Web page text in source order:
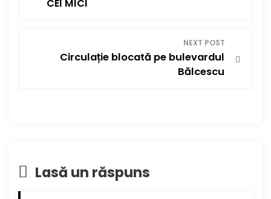
î
CEI MICI
NEXT POST
Circulație blocată pe bulevardul
Bălcescu
Lasă un răspuns